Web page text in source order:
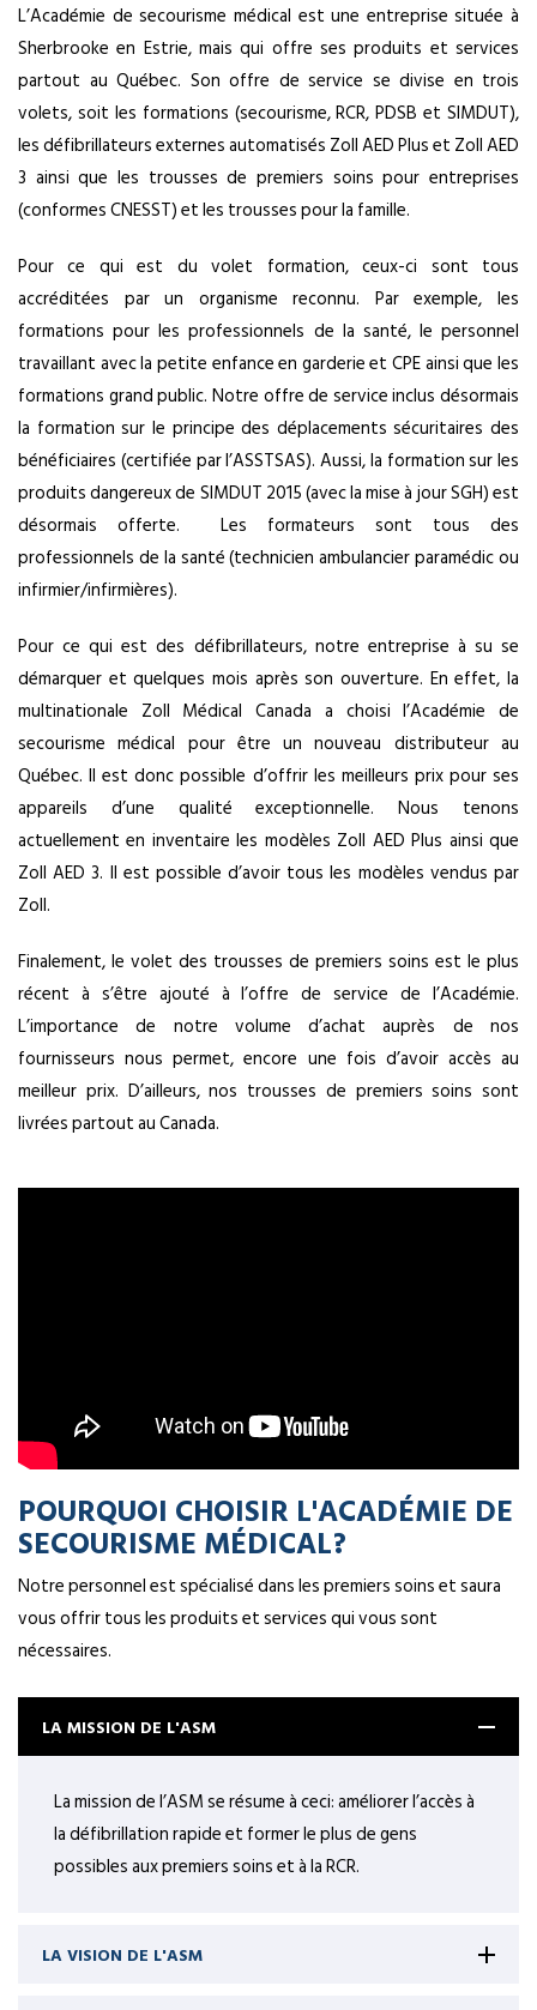
L’Académie de secourisme médical est une entreprise située à
Sherbrooke en Estrie, mais qui offre ses produits et services
partout au Québec. Son offre de service se divise en trois
volets, soit les formations (secourisme, RCR, PDSB et SIMDUT),
lesdéfibrillateurs externes automatisés Zoll AED Plus et Zoll AED
3 ainsi que les trousses de premiers soins pour entreprises
(conformes CNESST) et les trousses pour la famille.
Pour ce qui est du volet formation, ceux-ci sont tous
accréditées par un organisme reconnu. Par exemple, les
formations pour les professionnels de la santé, le personnel
travaillant avec la petite enfance en garderie et CPE ainsi que les
formations grand public. Notre offre de service inclus désormais
la formation sur le principe des déplacements sécuritaires des
bénéficiaires (certifiée par l’ASSTSAS). Aussi, la formation sur les
produits dangereux de SIMDUT 2015 (avec la mise à jour SGH) est
désormais offerte. Les formateurs sont tous des
professionnels de la santé (technicien ambulancier paramédic ou
infirmier/infirmières).
Pour ce qui est des défibrillateurs, notre entreprise à su se
démarquer et quelques mois après son ouverture. En effet, la
multinationale Zoll Médical Canada a choisi l’Académie de
secourisme médical pour être un nouveau distributeur au
Québec. Il est donc possible d’offrir les meilleurs prix pour ses
appareils d’une qualité exceptionnelle. Nous tenons
actuellement en inventaire les modèles Zoll AED Plus ainsi que
Zoll AED 3. Il est possible d’avoir tous les modèles vendus par
Zoll.
Finalement, le volet des trousses de premiers soins est le plus
récent à s’être ajouté à l’offre de service de l’Académie.
L’importance de notre volume d’achat auprès de nos
fournisseurs nous permet, encore une fois d’avoir accès au
meilleur prix. D’ailleurs, nos trousses de premiers soins sont
livrées partout au Canada.
POURQUOI CHOISIR L'ACADÉMIE DE
SECOURISME MÉDICAL?
Notre personnel est spécialisé dans les premiers soins et saura
vous offrir tous les produits et services qui vous sont
nécessaires.
LA MISSION DE L'ASM
La mission de l’ASM se résume à ceci: améliorer l’accès à
la défibrillation rapide et former le plus de gens
possibles aux premiers soins et à la RCR.
LA VISION DE L'ASM